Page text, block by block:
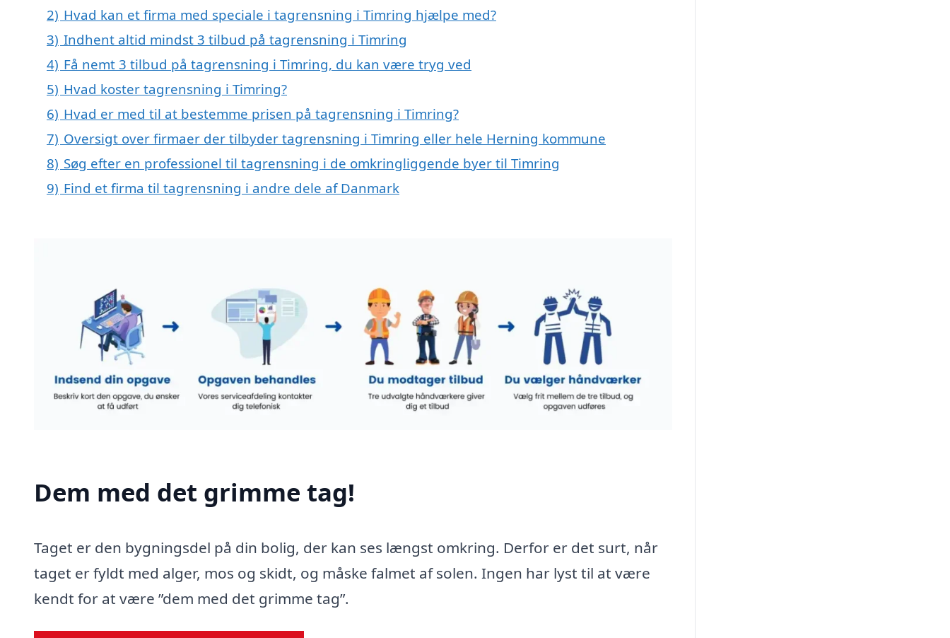
2) Hvad kan et firma med speciale i tagrensning i Timring hjælpe med?
3) Indhent altid mindst 3 tilbud på tagrensning i Timring
4) Få nemt 3 tilbud på tagrensning i Timring, du kan være tryg ved
5) Hvad koster tagrensning i Timring?
6) Hvad er med til at bestemme prisen på tagrensning i Timring?
7) Oversigt over firmaer der tilbyder tagrensning i Timring eller hele Herning kommune
8) Søg efter en professionel til tagrensning i de omkringliggende byer til Timring
9) Find et firma til tagrensning i andre dele af Danmark
Dem med det grimme tag!
Taget er den bygningsdel på din bolig, der kan ses længst omkring. Derfor er det surt, når
taget er fyldt med alger, mos og skidt, og måske falmet af solen. Ingen har lyst til at være
kendt for at være ”dem med det grimme tag”.